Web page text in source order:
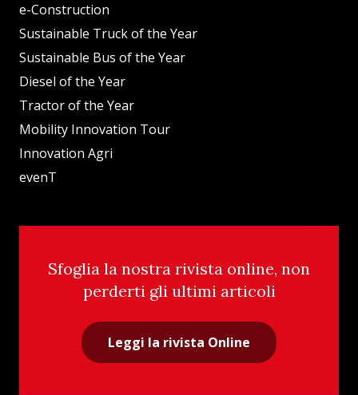
e-Construction
Sustainable Truck of the Year
Sustainable Bus of the Year
Diesel of the Year
Tractor of the Year
Mobility Innovation Tour
Innovation Agri
evenT
Sfoglia la nostra rivista online, non
perderti gli ultimi articoli
Leggi la rivista Online